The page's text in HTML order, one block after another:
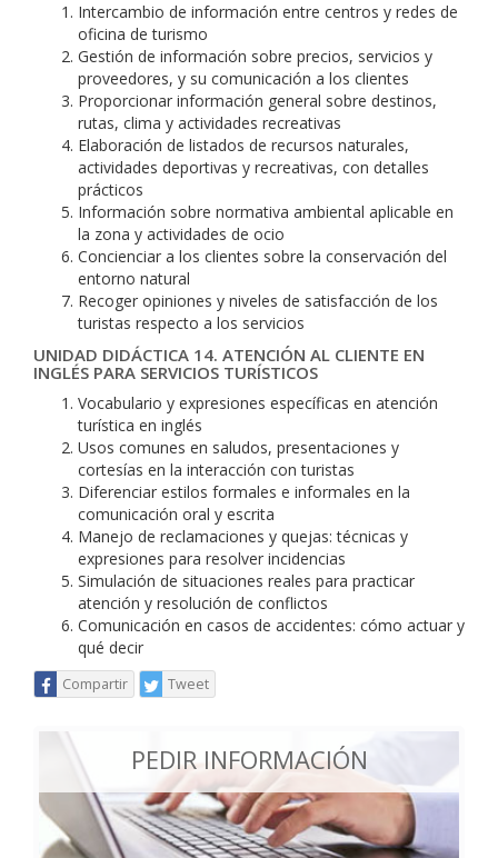
Intercambio de información entre centros y redes de
oficina de turismo
Gestión de información sobre precios, servicios y
proveedores, y su comunicación a los clientes
Proporcionar información general sobre destinos,
rutas, clima y actividades recreativas
Elaboración de listados de recursos naturales,
actividades deportivas y recreativas, con detalles
prácticos
Información sobre normativa ambiental aplicable en
la zona y actividades de ocio
Concienciar a los clientes sobre la conservación del
entorno natural
Recoger opiniones y niveles de satisfacción de los
turistas respecto a los servicios
UNIDAD DIDÁCTICA 14. ATENCIÓN AL CLIENTE EN
INGLÉS PARA SERVICIOS TURÍSTICOS
Vocabulario y expresiones específicas en atención
turística en inglés
Usos comunes en saludos, presentaciones y
cortesías en la interacción con turistas
Diferenciar estilos formales e informales en la
comunicación oral y escrita
Manejo de reclamaciones y quejas: técnicas y
expresiones para resolver incidencias
Simulación de situaciones reales para practicar
atención y resolución de conflictos
Comunicación en casos de accidentes: cómo actuar y
qué decir
Compartir Tweet
PEDIR INFORMACIÓN